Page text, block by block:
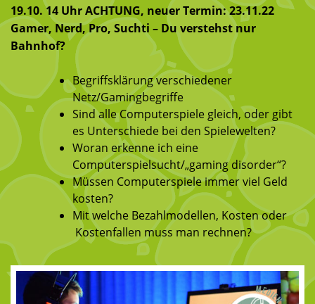
19.10. 14 Uhr ACHTUNG, neuer Termin: 23.11.22
Gamer, Nerd, Pro, Suchti – Du verstehst nur
Bahnhof?
Begriffsklärung verschiedener
Netz/Gamingbegriffe
Sind alle Computerspiele gleich, oder gibt
es Unterschiede bei den Spielewelten?
Woran erkenne ich eine
Computerspielsucht/„gaming disorder“?
Müssen Computerspiele immer viel Geld
kosten?
Mit welche Bezahlmodellen, Kosten oder
Kostenfallen muss man rechnen?